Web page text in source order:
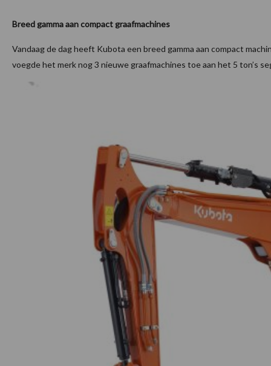
Breed gamma aan compact graafmachines
Vandaag de dag heeft Kubota een breed gamma aan compact
voegde het merk nog 3 nieuwe graafmachines toe aan het 5 ton’s